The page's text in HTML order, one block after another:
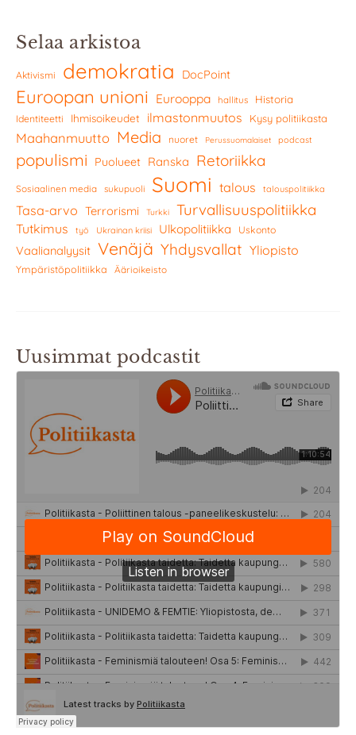
Selaa arkistoa
Aktivismi demokratia DocPoint
Euroopan unioni Eurooppa hallitus Historia
Identiteetti Ihmisoikeudet ilmastonmuutos Kysy politiikasta
Maahanmuutto Media nuoret Perussuomalaiset podcast
populismi Puolueet Ranska Retoriikka
Sosiaalinen media sukupuoli Suomi talous talouspolitiikka
Tasa-arvo Terrorismi Turkki Turvallisuuspolitiikka
Tutkimus työ Ukrainan kriisi Ulkopolitiikka Uskonto
Vaalianalyysit Venäjä Yhdysvallat Yliopisto
Ympäristöpolitiikka Äärioikeisto
Uusimmat podcastit